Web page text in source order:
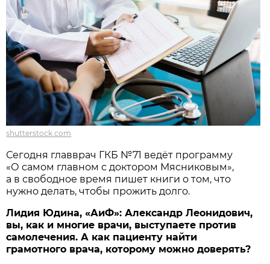
shutterstock.com
Сегодня главврач ГКБ №71 ведёт программу
«О самом главном с доктором Мясниковым»,
а в свободное время пишет книги о том, что
нужно делать, чтобы прожить долго.
Лидия Юдина, «АиФ»: Александр Леонидович,
вы, как и многие врачи, выступаете против
самолечения. А как пациенту найти
грамотного врача, которому можно доверять?